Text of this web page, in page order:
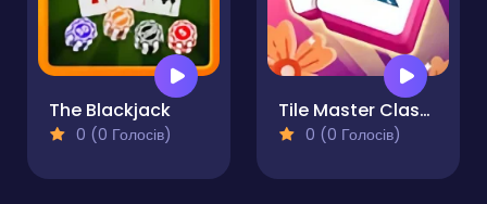
The Blackjack
0 (0 Голосів)
Tile Master Classic Match
0 (0 Голосів)